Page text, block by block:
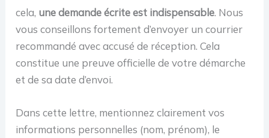
cela, une demande écrite est indispensable. Nous
vous conseillons fortement d’envoyer un courrier
recommandé avec accusé de réception. Cela
constitue une preuve officielle de votre démarche
et de sa date d’envoi.
Dans cette lettre, mentionnez clairement vos
informations personnelles (nom, prénom), le